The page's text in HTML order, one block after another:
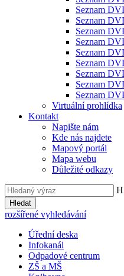
Seznam
Seznam
Seznam
Seznam
Seznam
Seznam
Seznam
Seznam
Seznam
Virtuální prohlídka
Kontakt
Napište nám
Kde nás najdete
Mapový portál
Mapa webu
Důležité odkazy
Hledat
rozšířené vyhledávání
Úřední deska
Infokanál
Odpadové centrum
ZŠ a MŠ